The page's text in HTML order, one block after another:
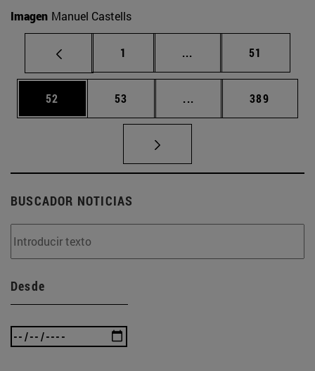
Imagen Manuel Castells
Página
1 ... Páginas intermedias
Página
51
Página
52 Página
53 ... Páginas intermedias
Página
389
BUSCADOR NOTICIAS
Desde